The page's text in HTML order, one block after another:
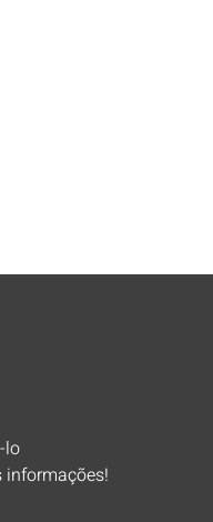
lo
informações!